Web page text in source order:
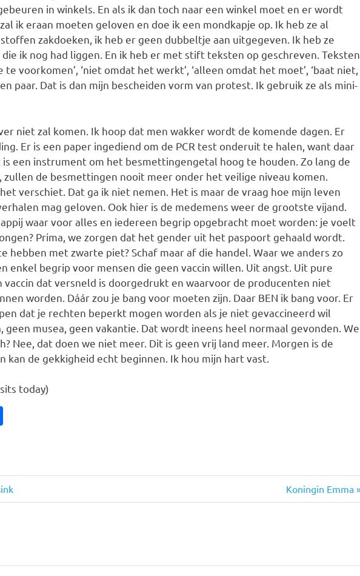
in winkels. En als ik dan toch naar een winkel moet en er wordt
ik eraan moeten geloven en doe ik een mondkapje op. Ik heb ze al
zakdoeken, ik heb er geen dubbeltje aan uitgegeven. Ik heb ze
ik nog had liggen. En ik heb er met stift teksten op geschreven. Teksten
te voorkomen’, ‘niet omdat het werkt’, ‘alleen omdat het moet’, ‘baat niet,
paar. Dat is dan mijn bescheiden vorm van protest. Ik gebruik ze als mini-
niet zal komen. Ik hoop dat men wakker wordt de komende dagen. Er
Er is een paper ingediend om de PCR test onderuit te halen, want daar
is een instrument om het besmettingengetal hoog te houden. Zo lang de
de besmettingen nooit meer onder het veilige niveau komen.
verschiet. Dat ga ik niet nemen. Het is maar de vraag hoe mijn leven
mag geloven. Ook hier is de medemens weer de grootste vijand.
waar voor alles en iedereen begrip opgebracht moet worden: je voelt
Prima, we zorgen dat het gender uit het paspoort gehaald wordt.
hebben met zwarte piet? Schaf maar af die handel. Waar we anders zo
enkel begrip voor mensen die geen vaccin willen. Uit angst. Uit pure
vaccin dat versneld is doorgedrukt en waarvoor de producenten niet
worden. Dáár zou je bang voor moeten zijn. Daar BEN ik bang voor. Er
dat je rechten beperkt mogen worden als je niet gevaccineerd wil
geen musea, geen vakantie. Dat wordt ineens heel normaal gevonden. We
Nee, dat doen we niet meer. Dit is geen vrij land meer. Morgen is de
kan de gekkigheid echt beginnen. Ik hou mijn hart vast.
today)
Volgende
bericht:
Koningin Emma